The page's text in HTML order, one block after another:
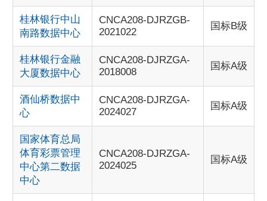
桂林银行中山
南路数据中心
CNCA208-DJRZGB-
2021022
国标B级
桂林银行金融
大厦数据中心
CNCA208-DJRZGA-
2018008
国标A级
酒仙桥数据中
心
CNCA208-DJRZGA-
2024027
国标A级
国家体育总局
体育彩票管理
中心第二数据
中心
CNCA208-DJRZGA-
2024025
国标A级